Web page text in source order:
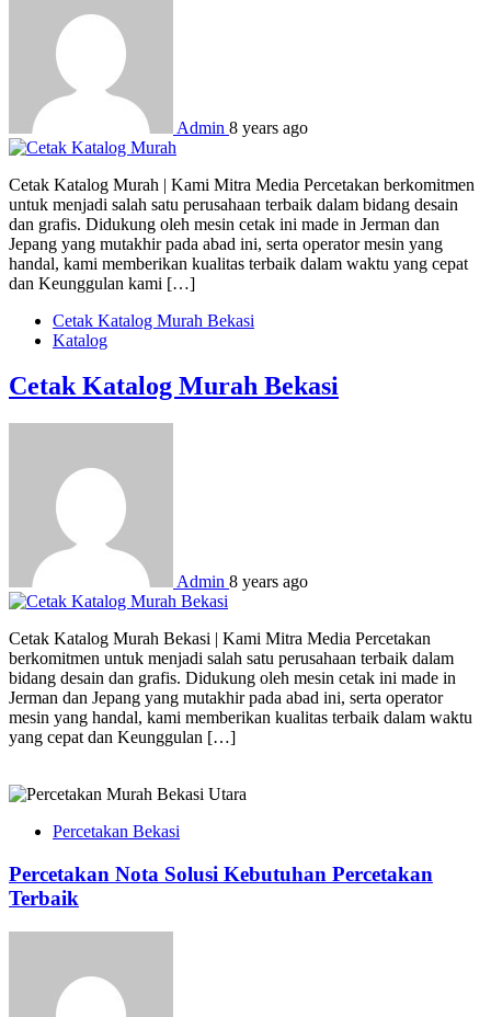
Admin 8 years ago
Cetak Katalog Murah | Kami Mitra Media Percetakan berkomitmen
untuk menjadi salah satu perusahaan terbaik dalam bidang desain
dan grafis. Didukung oleh mesin cetak ini made in Jerman dan
Jepang yang mutakhir pada abad ini, serta operator mesin yang
handal, kami memberikan kualitas terbaik dalam waktu yang cepat
dan Keunggulan kami […]
Cetak Katalog Murah Bekasi
Katalog
Cetak Katalog Murah Bekasi
Admin 8 years ago
Cetak Katalog Murah Bekasi | Kami Mitra Media Percetakan
berkomitmen untuk menjadi salah satu perusahaan terbaik dalam
bidang desain dan grafis. Didukung oleh mesin cetak ini made in
Jerman dan Jepang yang mutakhir pada abad ini, serta operator
mesin yang handal, kami memberikan kualitas terbaik dalam waktu
yang cepat dan Keunggulan […]
Percetakan Bekasi
Percetakan Nota Solusi Kebutuhan Percetakan
Terbaik